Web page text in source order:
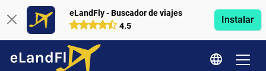
eLandFly - Buscador de viajes
4.5
Instalar